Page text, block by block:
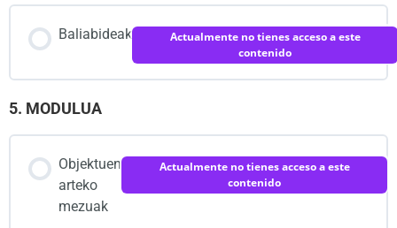
Baliabideak
Actualmente no tienes acceso a este
contenido
5. MODULUA
Objektuen
arteko
mezuak
Actualmente no tienes acceso a este
contenido